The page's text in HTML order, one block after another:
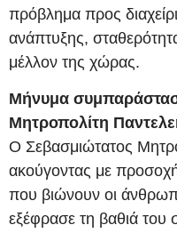
πρόβλημα προς
ανάπτυξης,
μέλλον της χώρας.
Μήνυμα
Μητροπολίτη
Ο Σεβασμιώτατος
ακούγοντας με προσοχή
που βιώνουν οι
εξέφρασε τη βαθιά